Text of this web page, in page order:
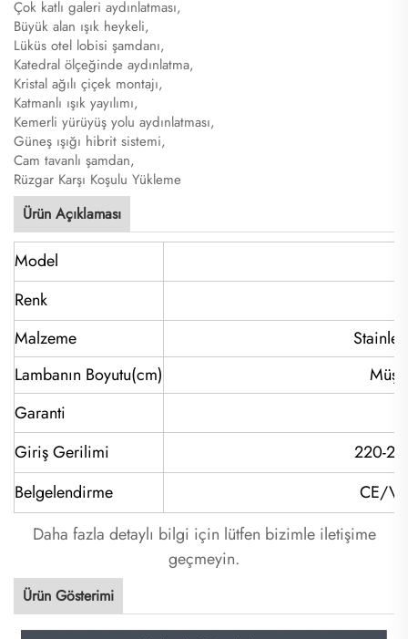
Çok katlı galeri aydınlatması,
Büyük alan ışık heykeli,
Lüküs otel lobisi şamdanı,
Katedral ölçeğinde aydınlatma,
Kristal ağılı çiçek montajı,
Katmanlı ışık yayılımı,
Kemerli yürüyüş yolu aydınlatması,
Güneş ışığı hibrit sistemi,
Cam tavanlı şamdan,
Rüzgar Karşı Koşulu Yükleme
Ürün Açıklaması
Model
Renk
Malzeme
Lambanın Boyutu(cm)
Garanti
Giriş Gerilimi
220-
Belgelendirme
CE/
Daha fazla detaylı bilgi için lütfen bizimle iletişime
geçmeyin.
Ürün Gösterimi